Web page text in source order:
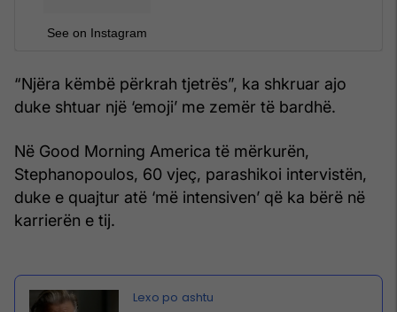
See on Instagram
“Njëra këmbë përkrah tjetrës”, ka shkruar ajo
duke shtuar një ‘emoji’ me zemër të bardhë.
Në Good Morning America të mërkurën,
Stephanopoulos, 60 vjeç, parashikoi intervistën,
duke e quajtur atë ‘më intensiven’ që ka bërë në
karrierën e tij.